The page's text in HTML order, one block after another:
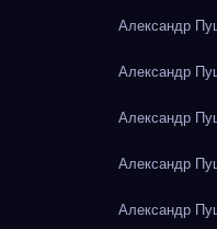
Александр
Александр
Александр
Александр
Александр